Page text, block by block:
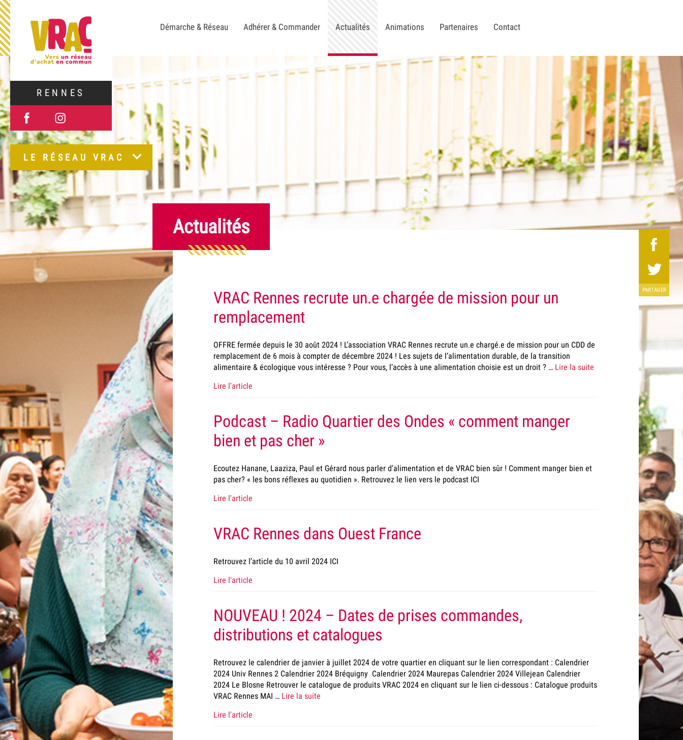
RENNES
Démarche & Réseau Adhérer & Commander Actualités Animations Partenaires Contact
LE RÉSEAU VRAC
Actualités
VRAC Rennes recrute un.e chargée de mission pour un
remplacement
OFFRE fermée depuis le 30 août 2024 ! L’association VRAC Rennes recrute un.e chargé.e de mission pour un CDD de
remplacement de 6 mois à compter de décembre 2024 ! Les sujets de l’alimentation durable, de la transition
alimentaire & écologique vous intéresse ? Pour vous, l’accès à une alimentation choisie est un droit ? … Lire la suite
Lire l'article
Podcast – Radio Quartier des Ondes « comment manger
bien et pas cher »
Ecoutez Hanane, Laaziza, Paul et Gérard nous parler d’alimentation et de VRAC bien sûr ! Comment manger bien et
pas cher? « les bons réflexes au quotidien ». Retrouvez le lien vers le podcast ICI
Lire l'article
VRAC Rennes dans Ouest France
Retrouvez l’article du 10 avril 2024 ICI
Lire l'article
NOUVEAU ! 2024 – Dates de prises commandes,
distributions et catalogues
Retrouvez le calendrier de janvier à juillet 2024 de votre quartier en cliquant sur le lien correspondant : Calendrier
2024 Univ Rennes 2 Calendrier 2024 Bréquigny Calendrier 2024 Maurepas Calendrier 2024 Villejean Calendrier
2024 Le Blosne Retrouver le catalogue de produits VRAC 2024 en cliquant sur le lien ci-dessous : Catalogue produits
VRAC Rennes MAI … Lire la suite
Lire l'article
PARTAGER